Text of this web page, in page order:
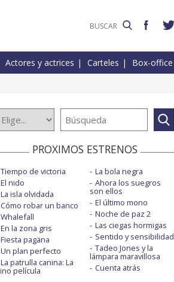
Actores y actrices Carteles Box-office
PROXIMOS ESTRENOS
Tiempo de victoria
El nido
La isla olvidada
Cómo robar un banco
Whalefall
En la zona gris
Fiesta pagäna
Un plan perfecto
La patrulla canina: La
película
La bola negra
Ahora los suegros
son ellos
El último mono
Noche de paz 2
Las ciegas hormigas
Sentido y sensibilidad
Tadeo Jones y la
lámpara maravillosa
Cuenta atrás